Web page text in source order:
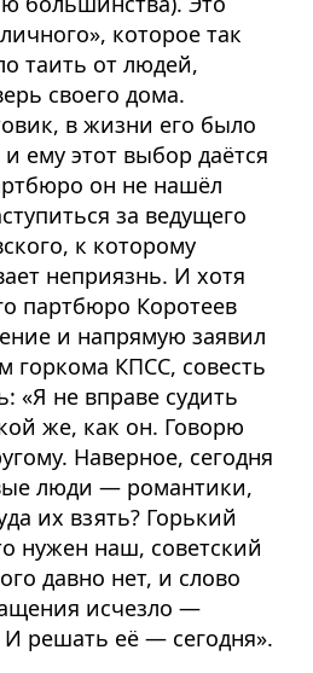
которое так
таить от людей,
своего дома.
в жизни его было
ему этот выбор даётся
он не нашёл
за ведущего
к которому
неприязнь. И хотя
партбюро Коротеев
и напрямую заявил
горкома КПСС, совесть
«Я не вправе судить
же, как он. Говорю
Наверное, сегодня
люди — романтики,
их взять? Горький
нужен наш, советский
давно нет, и слово
исчезло —
И решать её — сегодня».